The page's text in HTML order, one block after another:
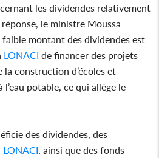
les dividendes relativement
le ministre Moussa
faible montant des dividendes est
LONACI de financer des projets
la construction d’écoles et
l’eau potable, ce qui allège le
des dividendes, des
LONACI, ainsi que des fonds